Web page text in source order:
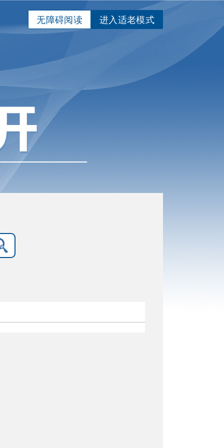
进入适老模式
无障碍阅读